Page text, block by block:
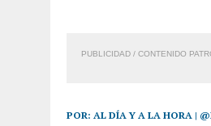
PUBLICIDAD / CONTENIDO
POR: AL DÍA Y A LA HORA |